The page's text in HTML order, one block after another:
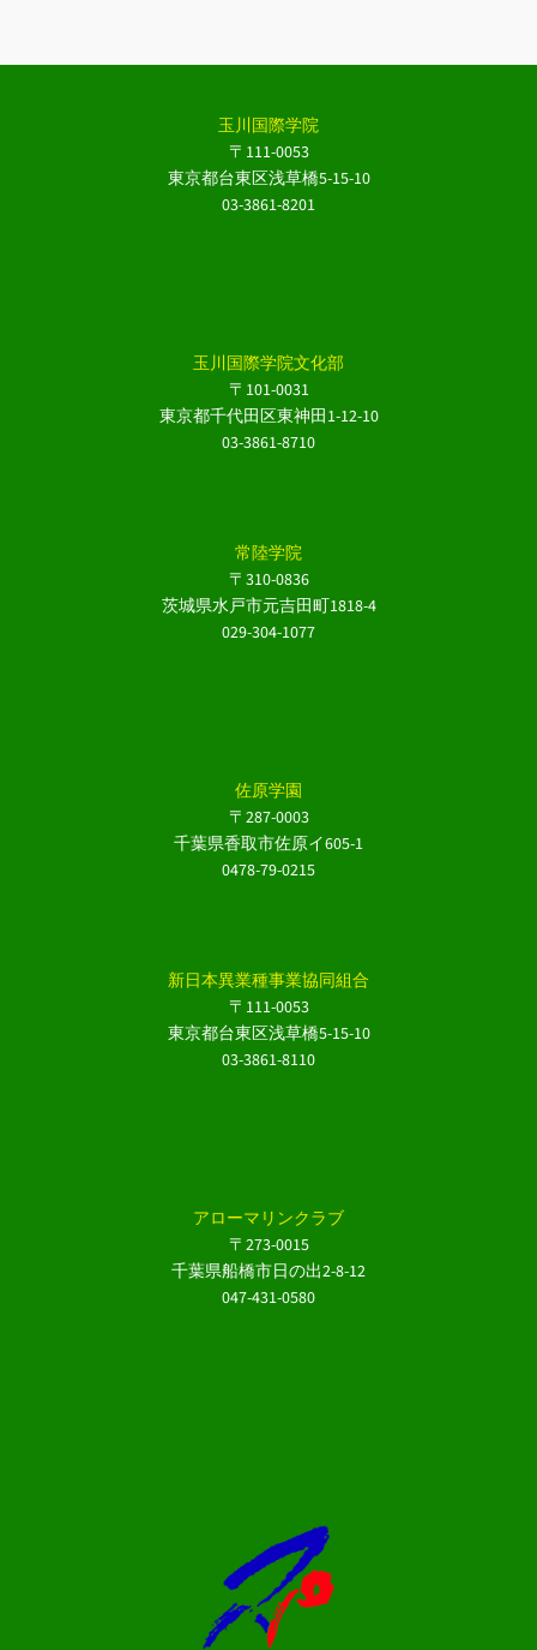
玉川国際学院
〒111-0053
東京都台東区浅草橋5-15-10
03-3861-8201
玉川国際学院文化部
〒101-0031
東京都千代田区東神田1-12-10
03-3861-8710
常陸学院
〒310-0836
茨城県水戸市元吉田町1818-4
029-304-1077
佐原学園
〒287-0003
千葉県香取市佐原イ605-1
0478-79-0215
新日本異業種事業協同組合
〒111-0053
東京都台東区浅草橋5-15-10
03-3861-8110
アローマリンクラブ
〒273-0015
千葉県船橋市日の出2-8-12
047-431-0580